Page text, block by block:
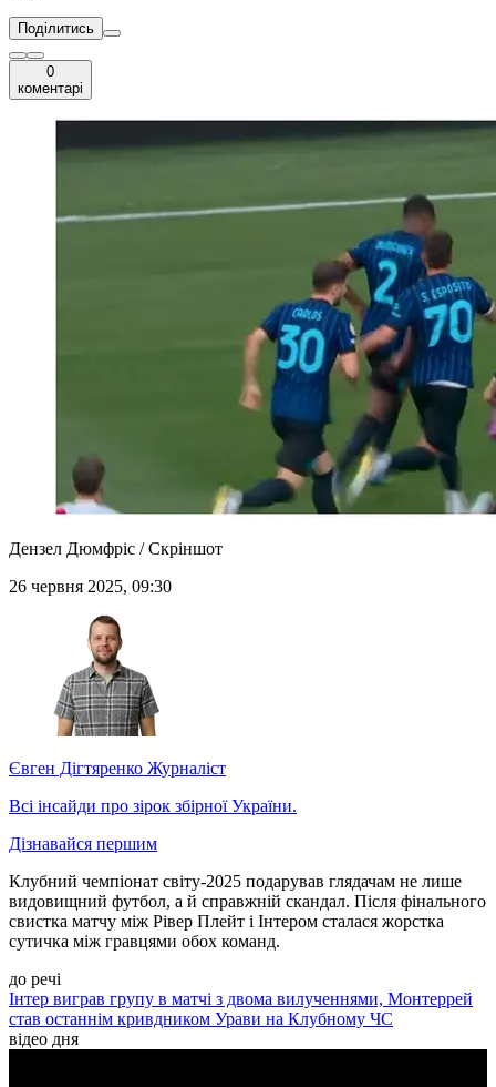
Поділитись
0
коментарі
Дензел Дюмфріс / Скріншот
26 червня 2025, 09:30
Євген Дігтяренко Журналіст
Всі інсайди про зірок збірної України.
Дізнавайся першим
Клубний чемпіонат світу-2025 подарував глядачам не лише
видовищний футбол, а й справжній скандал. Після фінального
свистка матчу між Рівер Плейт і Інтером сталася жорстка
сутичка між гравцями обох команд.
до речі
Інтер виграв групу в матчі з двома вилученнями, Монтеррей
став останнім кривдником Урави на Клубному ЧС
відео дня